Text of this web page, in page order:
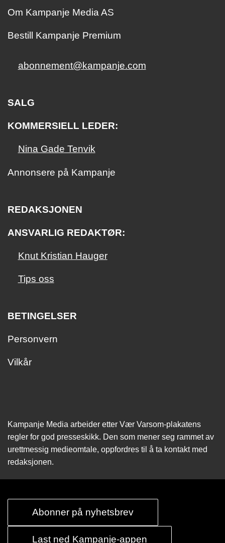
Om Kampanje Media AS
Bestill Kampanje Premium
abonnement@kampanje.com
SALG
KOMMERSIELL LEDER:
Nina Gade Tenvik
Annonsere på Kampanje
REDAKSJONEN
ANSVARLIG REDAKTØR:
Knut Kristian Hauger
Tips oss
BETINGELSER
Personvern
Vilkår
Kampanje Media arbeider etter Vær Varsom-plakatens
regler for god presseskikk. Den som mener seg rammet av
urettmessig medie­omtale, oppfordres til å ta kontakt med
redaksjonen.
Abonner på nyhetsbrev
Last ned Kampanje-appen